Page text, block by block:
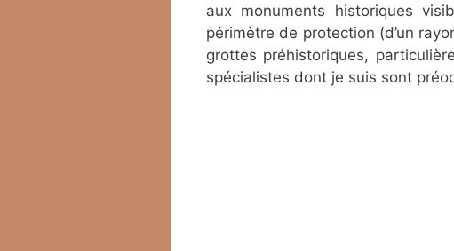
aux monuments historiques
périmètre de protection (d’un
grottes préhistoriques,
spécialistes dont je suis sont